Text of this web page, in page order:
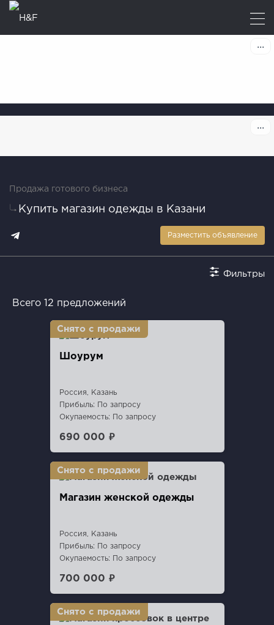
Продажа готового бизнеса
Купить магазин одежды в Казани
Разместить объявление
Фильтры
Всего 12 предложений
Шоурум
Россия, Казань
Прибыль: По запросу
Окупаемость: По запросу
690 000 ₽
Магазин женской одежды
Россия, Казань
Прибыль: По запросу
Окупаемость: По запросу
700 000 ₽